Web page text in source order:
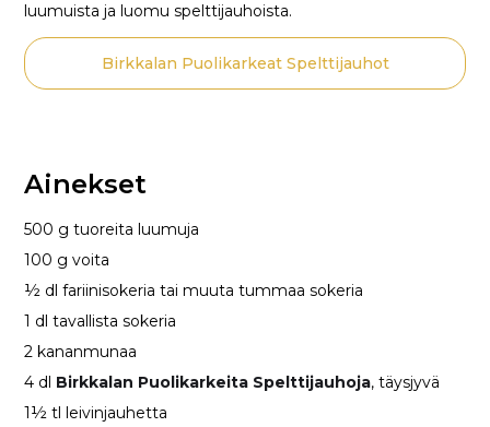
luumuista ja luomu spelttijauhoista.
Birkkalan Puolikarkeat Spelttijauhot
Ainekset
500 g tuoreita luumuja
100 g voita
½ dl fariinisokeria tai muuta tummaa sokeria
1 dl tavallista sokeria
2 kananmunaa
4 dl Birkkalan Puolikarkeita Spelttijauhoja, täysjyvä
1½ tl leivinjauhetta